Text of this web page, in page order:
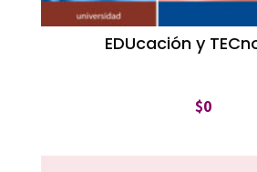
EDUcación y
$0